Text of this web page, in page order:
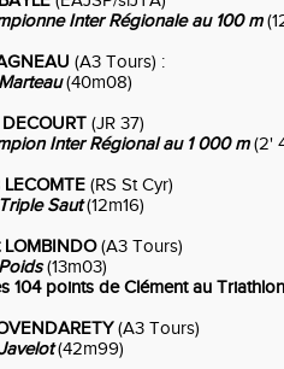
Inter Régionale au 100 m
(A3 Tours) :
(40m08)
(JR 37)
Inter Régional au 1 000 m(2'
(RS St Cyr)
Saut(12m16)
LOMBINDO(A3 Tours)
(13m03)
104 points de Clément au Triathlon
(A3 Tours)
(42m99)